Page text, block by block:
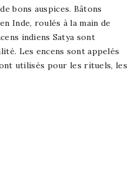
bons auspices. Bâtons
Inde, roulés à la main de
indiens Satya sont
Les encens sont appelés
utilisés pour les rituels, les